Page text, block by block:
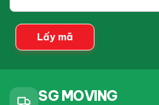
Dịch vụ chuyển nhà Huyện
Nhà
bạn
Lấy mã
SG MOVING